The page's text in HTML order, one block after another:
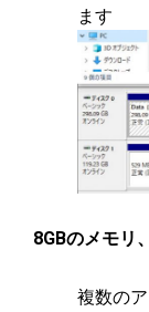
ます
8GBのメモリ
複数の